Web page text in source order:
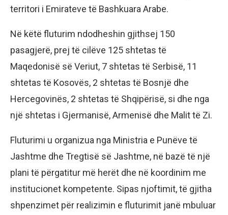
territori i Emirateve të Bashkuara Arabe.
Në këtë fluturim ndodheshin gjithsej 150
pasagjerë, prej të cilëve 125 shtetas të
Maqedonisë së Veriut, 7 shtetas të Serbisë, 11
shtetas të Kosovës, 2 shtetas të Bosnjë dhe
Hercegovinës, 2 shtetas të Shqipërisë, si dhe nga
një shtetas i Gjermanisë, Armenisë dhe Malit të Zi.
Fluturimi u organizua nga Ministria e Punëve të
Jashtme dhe Tregtisë së Jashtme, në bazë të një
plani të përgatitur më herët dhe në koordinim me
institucionet kompetente. Sipas njoftimit, të gjitha
shpenzimet për realizimin e fluturimit janë mbuluar